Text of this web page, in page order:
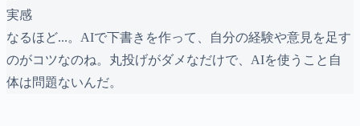
実感
なるほど...。AIで下書きを作って、自分の経験や意見を足す
のがコツなのね。丸投げがダメなだけで、AIを使うこと自
体は問題ないんだ。